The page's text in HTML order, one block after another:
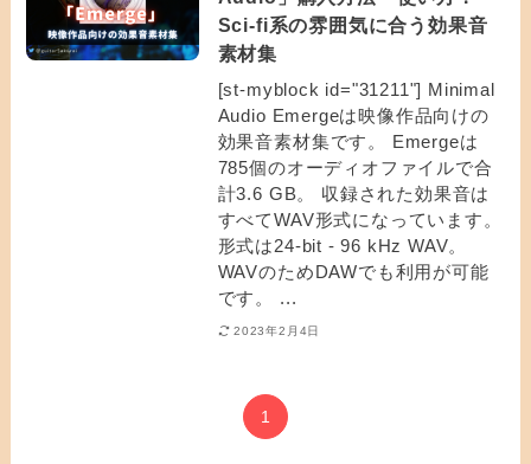
Sci-fi系の雰囲気に合う効果音
素材集
[st-myblock id="31211"] Minimal
Audio Emergeは映像作品向けの
効果音素材集です。 Emergeは
785個のオーディオファイルで合
計3.6 GB。 収録された効果音は
すべてWAV形式になっています。
形式は24-bit - 96 kHz WAV。
WAVのためDAWでも利用が可能
です。 ...
2023年2月4日
1